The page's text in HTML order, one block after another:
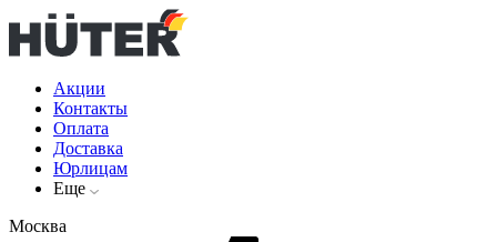
Акции
Контакты
Оплата
Доставка
Юрлицам
Еще
Москва